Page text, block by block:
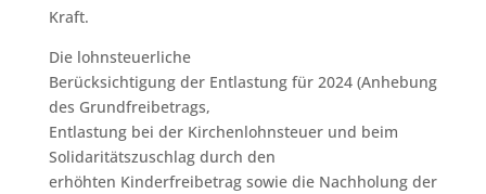
Kraft.
Die lohnsteuerliche
Berücksichtigung der Entlastung für 2024 (Anhebung
des Grundfreibetrags,
Entlastung bei der Kirchenlohnsteuer und beim
Solidaritätszuschlag durch den
erhöhten Kinderfreibetrag sowie die Nachholung der